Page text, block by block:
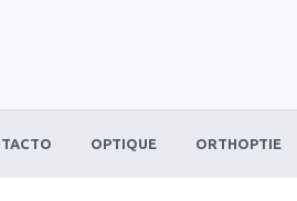
OPTIQUE ORTHOPTIE